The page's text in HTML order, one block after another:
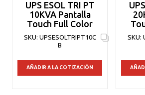
UPS ESOL TRI PT
10KVA Pantalla
Touch Full Color
SKU: UPSESOLTRIPT10C
B
AÑADIR A LA COTIZACIÓN
SKU: